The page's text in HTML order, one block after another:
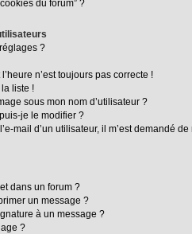
du forum” ?
?
n’est toujours pas correcte !
liste !
sous mon nom d’utilisateur ?
je le modifier ?
mail d’un utilisateur, il m’est demandé de
dans un forum ?
un message ?
à un message ?
?